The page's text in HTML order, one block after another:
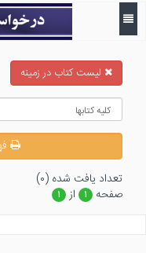
ليست كتاب در زمينه
تعداد يافت شده (۰)
صفحه
۱ از ۱